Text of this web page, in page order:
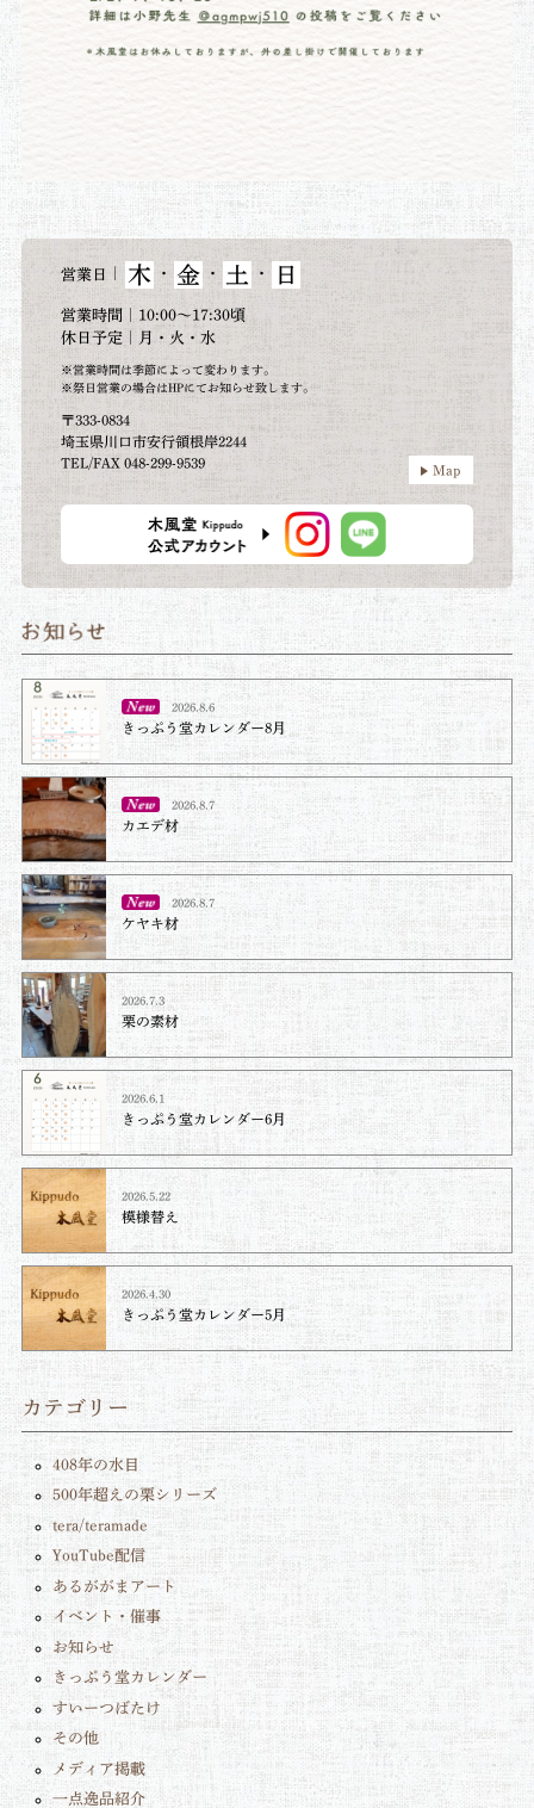
営業日 木 ・ 金 ・ 土 ・ 日
営業時間｜10:00～17:30頃
休日予定｜月・火・水
※営業時間は季節によって変わります。
※祭日営業の場合はHPにてお知らせ致します。
〒333-0834
埼玉県川口市安行領根岸2244
TEL/FAX 048-299-9539
Map
2026.8.6
きっぷう堂カレンダー8月
2026.8.7
カエデ材
2026.8.7
ケヤキ材⁡
2026.7.3
栗の素材
2026.6.1
きっぷう堂カレンダー6月
2026.5.22
模様替え
2026.4.30
きっぷう堂カレンダー5月
カテゴリー
408年の水目
500年超えの栗シリーズ
tera/teramade
YouTube配信
あるががまアート
イベント・催事
お知らせ
きっぷう堂カレンダー
すいーつばたけ
その他
メディア掲載
一点逸品紹介